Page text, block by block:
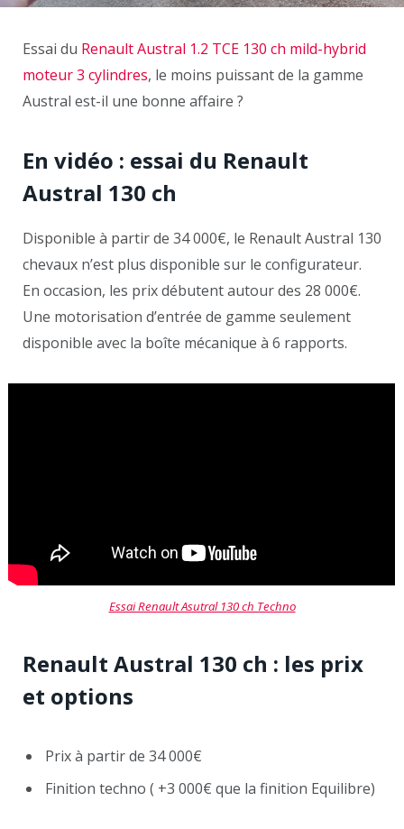
Essai du Renault Austral 1.2 TCE 130 ch mild-hybrid
moteur 3 cylindres, le moins puissant de la gamme
Austral est-il une bonne affaire ?
En vidéo : essai du Renault
Austral 130 ch
Disponible à partir de 34 000€, le Renault Austral 130
chevaux n’est plus disponible sur le configurateur.
En occasion, les prix débutent autour des 28 000€.
Une motorisation d’entrée de gamme seulement
disponible avec la boîte mécanique à 6 rapports.
Essai Renault Asutral 130 ch Techno
Renault Austral 130 ch : les prix
et options
Prix à partir de 34 000€
Finition techno ( +3 000€ que la finition Equilibre)